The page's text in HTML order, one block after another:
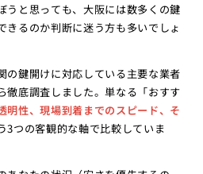
うと思っても、大阪には数多くの鍵
きるのか判断に迷う方も多いでしょ
の鍵開けに対応している主要な業者
徹底調査しました。単なる「おすす
明性、現場到着までのスピード、そ
3つの客観的な軸で比較していま